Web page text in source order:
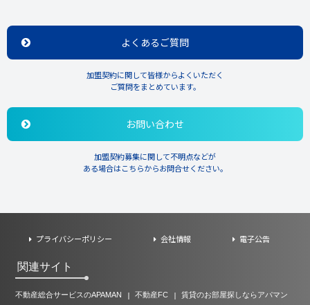
じて、適切な管理を行います。
個人データを取り扱う情報システムについて、外部接続やデータベ
ースへのアクセス権限を制限するほか、不正ソフトウェアから保護
するシステムを導入します。
保有する個人情報について、お客様本人からの開示、訂正、削除、
利用停止、第三者への提供停止、又は第三者への提供記録若しくは
第三者からの提供の記録の開示の依頼を所定の窓口でお受けして、
誠意をもって対応します。
個人データを保管している日本国における個人情報の保護に関する
制度を把握したうえで、安全管理措置を実施します。
コンサルティング、調査等に関する契約その他取り決め事項の履行
当サービス利用状況分析による適切な当サービスの広告・宣伝その
他当社及び当社子会社、当社グループ会社（https://apamanshop-
よくあるご質問
加盟契約に関して皆様からよくいただく
ご質問をまとめています。
お問い合わせ
加盟契約募集に関して不明点などが
ある場合はこちらからお問合せください。
プライバシーポリシー 会社情報 電子公告
関連サイト
不動産総合サービスのAPAMAN 不動産FC 賃貸のお部屋探しならアパマン